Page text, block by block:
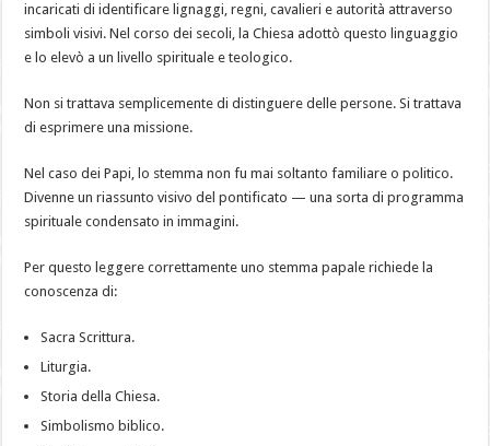
incaricati di identificare lignaggi, regni, cavalieri e autorità attraverso
simboli visivi. Nel corso dei secoli, la Chiesa adottò questo linguaggio
e lo elevò a un livello spirituale e teologico.
Non si trattava semplicemente di distinguere delle persone. Si trattava
di esprimere una missione.
Nel caso dei Papi, lo stemma non fu mai soltanto familiare o politico.
Divenne un riassunto visivo del pontificato — una sorta di programma
spirituale condensato in immagini.
Per questo leggere correttamente uno stemma papale richiede la
conoscenza di:
Sacra Scrittura.
Liturgia.
Storia della Chiesa.
Simbolismo biblico.